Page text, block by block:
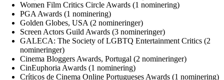
Women Film Critics Circle Awards (1 nominering)
PGA Awards (1 nominering)
Golden Globes, USA (2 nomineringer)
Screen Actors Guild Awards (3 nomineringer)
GALECA: The Society of LGBTQ Entertainment Critics (2
nomineringer)
Cinema Bloggers Awards, Portugal (2 nomineringer)
CinEuphoria Awards (1 nominering)
Críticos de Cinema Online Portugueses Awards (1 nominering)